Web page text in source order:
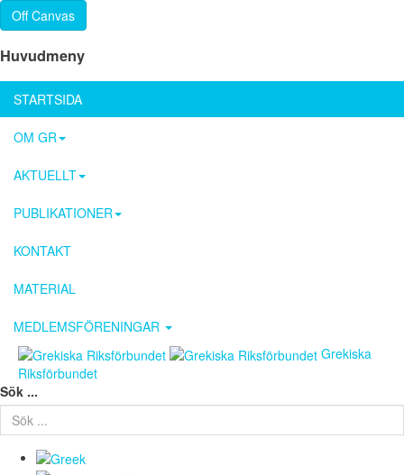
Off Canvas
Huvudmeny
STARTSIDA
OM GR
AKTUELLT
PUBLIKATIONER
KONTAKT
MATERIAL
MEDLEMSFÖRENINGAR
Grekiska
Riksförbundet
Sök ...